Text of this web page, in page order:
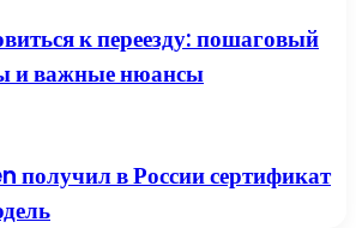
к переезду: пошаговый
и важные нюансы
в России сертификат